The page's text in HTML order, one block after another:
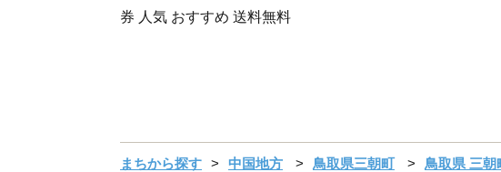
券 人気 おすすめ 送料無料
まちから探す 中国地方 鳥取県三朝町
鳥取県 三朝